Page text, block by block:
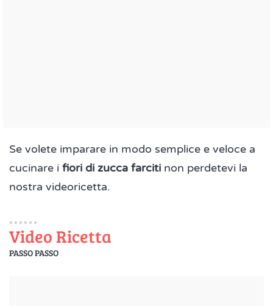
Se volete imparare in modo semplice e veloce a
cucinare i fiori di zucca farciti non perdetevi la
nostra videoricetta.
Video Ricetta
PASSO PASSO